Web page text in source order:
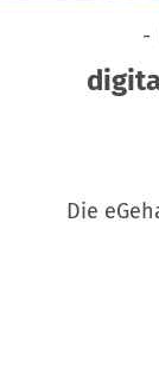
-
Die